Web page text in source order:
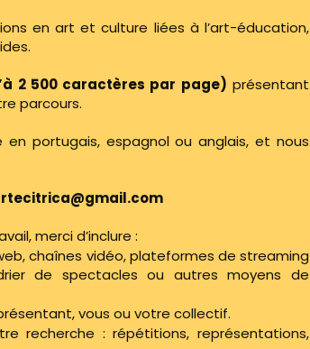
en art et culture liées à l’art-éducation,
2 500 caractères par page) présentant
parcours.
portugais, espagnol ou anglais, et nous
merci d’inclure :
chaînes vidéo, plateformes de streaming
de spectacles ou autres moyens de
vous ou votre collectif.
recherche : répétitions, représentations,